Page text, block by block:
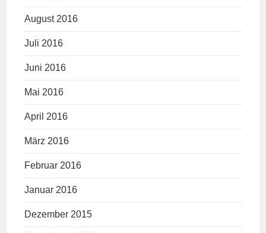
August 2016
Juli 2016
Juni 2016
Mai 2016
April 2016
März 2016
Februar 2016
Januar 2016
Dezember 2015